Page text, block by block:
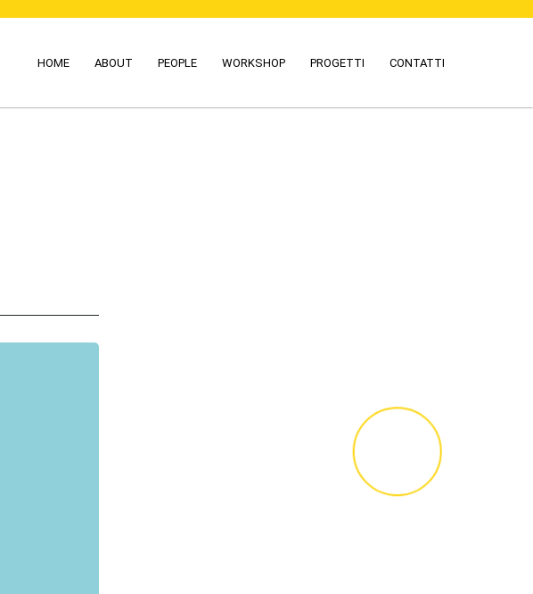
HOME ABOUT PEOPLE WORKSHOP PROGETTI CONTATTI